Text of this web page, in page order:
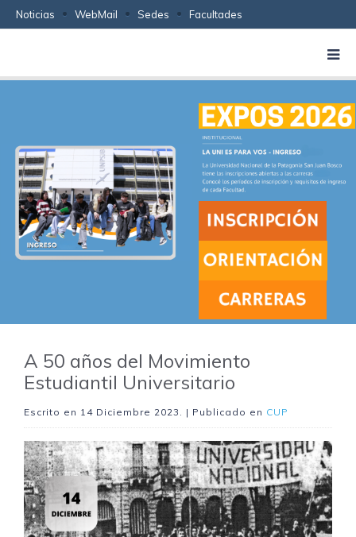
Noticias WebMail Sedes Facultades
A 50 años del Movimiento
Estudiantil Universitario
Escrito en 14 Diciembre 2023 . | Publicado en CUP